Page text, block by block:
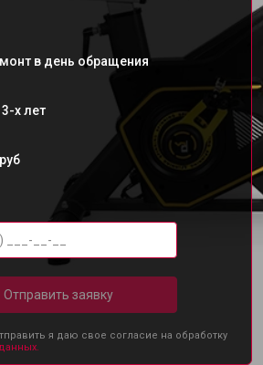
в день обращения
х лет
Отправить заявку
я даю свое согласие на обработку